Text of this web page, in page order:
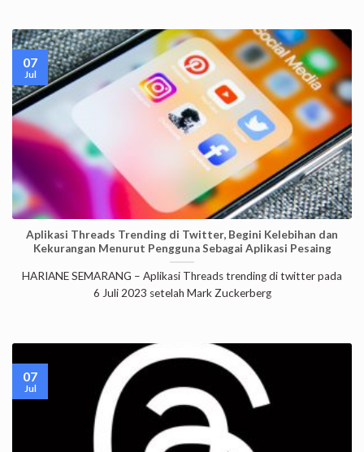
Aplikasi Threads Trending di Twitter, Begini Kelebihan dan
Kekurangan Menurut Pengguna Sebagai Aplikasi Pesaing
HARIANE SEMARANG – Aplikasi Threads trending di twitter pada
6 Juli 2023 setelah Mark Zuckerberg
07
Jul
07
Jul